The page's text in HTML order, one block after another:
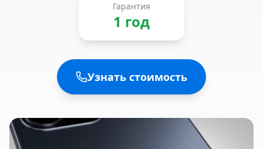
Гарантия
1 год
Узнать стоимость